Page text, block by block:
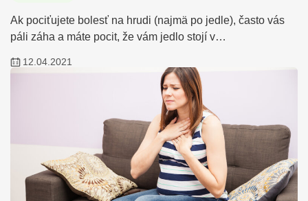
Ak pociťujete bolesť na hrudi (najmä po jedle), často vás
páli záha a máte pocit, že vám jedlo stojí v…
12.04.2021